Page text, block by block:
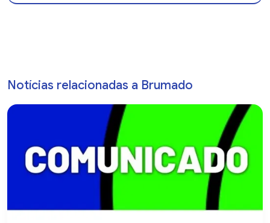
Notícias relacionadas a Brumado